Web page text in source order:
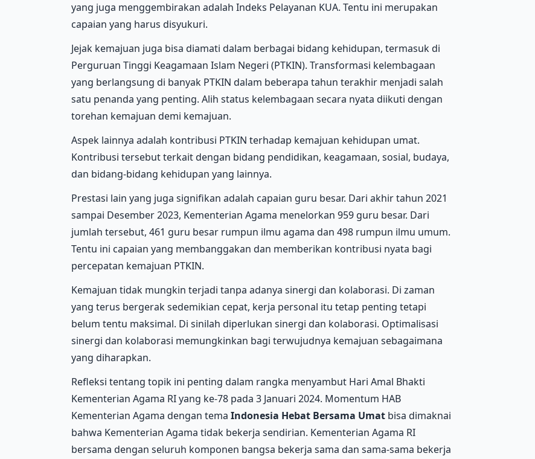
yang juga menggembirakan adalah Indeks Pelayanan KUA. Tentu ini merupakan
capaian yang harus disyukuri.
Jejak kemajuan juga bisa diamati dalam berbagai bidang kehidupan, termasuk di
Perguruan Tinggi Keagamaan Islam Negeri (PTKIN). Transformasi kelembagaan
yang berlangsung di banyak PTKIN dalam beberapa tahun terakhir menjadi salah
satu penanda yang penting. Alih status kelembagaan secara nyata diikuti dengan
torehan kemajuan demi kemajuan.
Aspek lainnya adalah kontribusi PTKIN terhadap kemajuan kehidupan umat.
Kontribusi tersebut terkait dengan bidang pendidikan, keagamaan, sosial, budaya,
dan bidang-bidang kehidupan yang lainnya.
Prestasi lain yang juga signifikan adalah capaian guru besar. Dari akhir tahun 2021
sampai Desember 2023, Kementerian Agama menelorkan 959 guru besar. Dari
jumlah tersebut, 461 guru besar rumpun ilmu agama dan 498 rumpun ilmu umum.
Tentu ini capaian yang membanggakan dan memberikan kontribusi nyata bagi
percepatan kemajuan PTKIN.
Kemajuan tidak mungkin terjadi tanpa adanya sinergi dan kolaborasi. Di zaman
yang terus bergerak sedemikian cepat, kerja personal itu tetap penting tetapi
belum tentu maksimal. Di sinilah diperlukan sinergi dan kolaborasi. Optimalisasi
sinergi dan kolaborasi memungkinkan bagi terwujudnya kemajuan sebagaimana
yang diharapkan.
Refleksi tentang topik ini penting dalam rangka menyambut Hari Amal Bhakti
Kementerian Agama RI yang ke-78 pada 3 Januari 2024. Momentum HAB
Kementerian Agama dengan tema Indonesia Hebat Bersama Umat bisa dimaknai
bahwa Kementerian Agama tidak bekerja sendirian. Kementerian Agama RI
bersama dengan seluruh komponen bangsa bekerja sama dan sama-sama bekerja